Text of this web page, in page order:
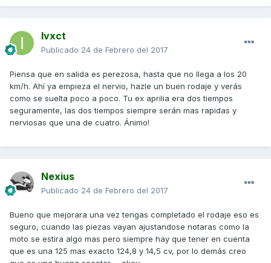
Ivxct
Publicado 24 de Febrero del 2017
Piensa que en salida es perezosa, hasta que no llega a los 20
km/h. Ahí ya empieza el nervio, hazle un buen rodaje y verás
como se suelta poco a poco. Tu ex aprilia era dos tiempos
seguramente, las dos tiempos siempre serán mas rapidas y
nerviosas que una de cuatro. Ánimo!
Nexius
Publicado 24 de Febrero del 2017
Bueno que mejorara una vez tengas completado el rodaje eso es
seguro, cuando las piezas vayan ajustandose notaras como la
moto se estira algo mas pero siempre hay que tener en cuenta
que es una 125 mas exacto 124,8 y 14,5 cv, por lo demás creo